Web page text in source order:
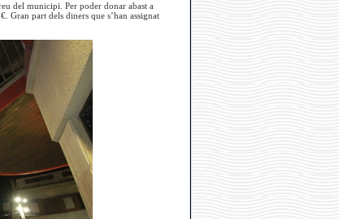
del municipi. Per poder donar abast a
Gran part dels diners que s’han assignat